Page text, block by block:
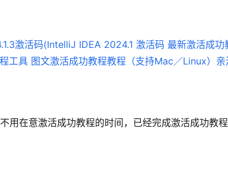
不用在意激活成功教程的时间，已经完成激活成功教程